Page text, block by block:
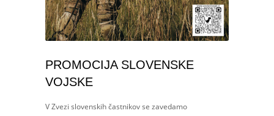
PROMOCIJA SLOVENSKE
VOJSKE
V Zvezi slovenskih častnikov se zavedamo